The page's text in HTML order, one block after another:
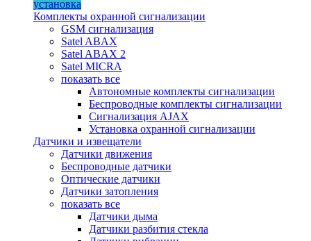
установка
Комплекты охранной сигнализации
GSM сигнализация
Satel ABAX
Satel ABAX 2
Satel MICRA
показать все
Автономные комплекты сигнализации
Беспроводные комплекты сигнализации
Сигнализация AJAX
Установка охранной сигнализации
Датчики и извещатели
Датчики движения
Беспроводные датчики
Оптические датчики
Датчики затопления
показать все
Датчики дыма
Датчики разбития стекла